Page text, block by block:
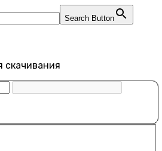
Search Button
скачивания